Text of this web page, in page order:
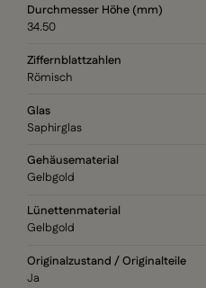
Durchmesser Höhe (mm)
34.50
Ziffernblattzahlen
Römisch
Glas
Saphirglas
Gehäusematerial
Gelbgold
Lünettenmaterial
Gelbgold
Originalzustand / Originalteile
Ja